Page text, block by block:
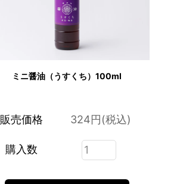
ミニ醤油（うすくち）100ml
販売価格 324円(税込)
購入数